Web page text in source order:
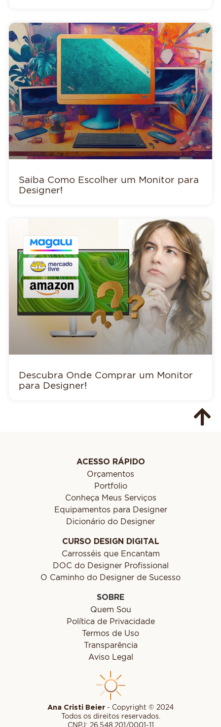
Saiba Como Escolher um Monitor para
Designer!
Descubra Onde Comprar um Monitor
para Designer!
Ana Cristi Beier - Copyright © 2024
Todos os direitos reservados.
CNPJ: 26.548.201/0001-11
ACESSO RÁPIDO
Orçamentos
Portfolio
Conheça Meus Serviços
Equipamentos para Designer
Dicionário do Designer
CURSO DESIGN DIGITAL
Carrosséis que Encantam
DOC do Designer Profissional
O Caminho do Designer de Sucesso
SOBRE
Quem Sou
Política de Privacidade
Termos de Uso
Transparência
Aviso Legal